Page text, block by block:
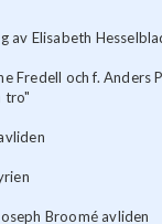
av Elisabeth
Fredell och f. Anders
tro"
Broomé avliden